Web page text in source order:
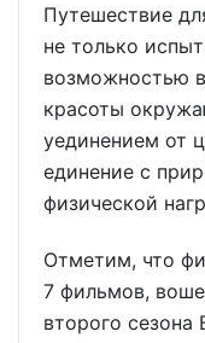
Путешествие
не только
возможностью
красоты
уединением от
единение с
физической
Отметим, что
7 фильмов,
второго сезона